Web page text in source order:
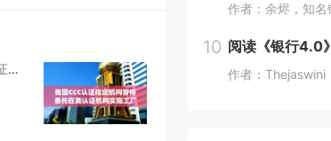
喜来顺财经报道，8月5日，国家认证认可监督管理委员会决定，即日起，暂停我国强制性产品认证（CCC认证）指定机构委托在美认...
10 阅读《银行4.0》